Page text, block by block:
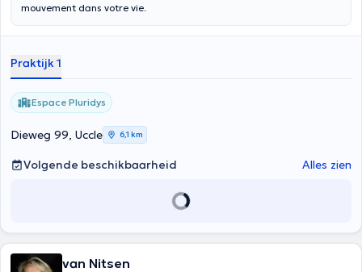
mouvement dans votre vie.
Praktijk 1
Espace Pluridys
Dieweg 99, Uccle 6,1 km
Volgende beschikbaarheid Alles zien
van Nitsen